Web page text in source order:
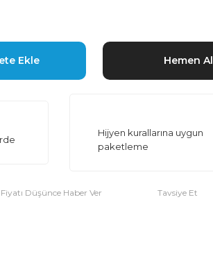
Ekle Hemen Al
Hijyen kurallarına uygun
paketleme
Fiyatı Düşünce Haber Ver Tavsiye Et